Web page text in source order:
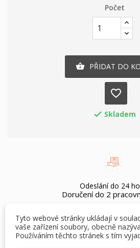
Počet
 PŘIDAT DO
favorite_border
 Skladem
Odeslání do 24
Doručení do 2
Možnost vrácení bez udání
Tyto webové stránky ukládají v
vaše zařízení soubory, obecně
Používáním těchto stránek s tím